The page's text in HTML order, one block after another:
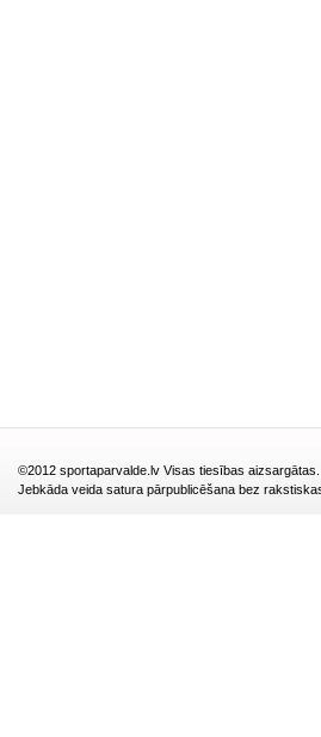
©2012 sportaparvalde.lv Visas tiesības aizsargātas.
Jebkāda veida satura pārpublicēšana bez